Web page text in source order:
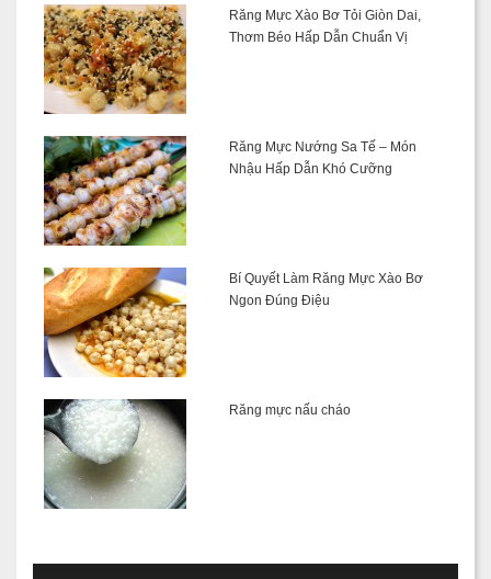
Răng Mực Xào Bơ Tỏi Giòn Dai,
Thơm Béo Hấp Dẫn Chuẩn Vị
Răng Mực Nướng Sa Tế – Món
Nhậu Hấp Dẫn Khó Cưỡng
Bí Quyết Làm Răng Mực Xào Bơ
Ngon Đúng Điệu
Răng mực nấu cháo